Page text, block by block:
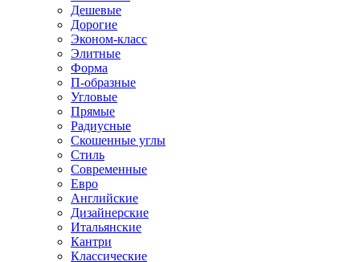
Дешевые
Дорогие
Эконом-класс
Элитные
Форма
П-образные
Угловые
Прямые
Радиусные
Скошенные углы
Стиль
Современные
Евро
Английские
Дизайнерские
Итальянские
Кантри
Классические